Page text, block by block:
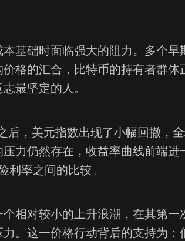
基础时面临强大的阻力。多个早
格的汇合，比特币的持有者群体
最坚定的人。
后，美元指数出现了小幅回撤，
力仍然存在，收益率曲线前端进
利率之间的比较。
相对较小的上升浪潮，在其第一
。这一价格行动背后的支持为：